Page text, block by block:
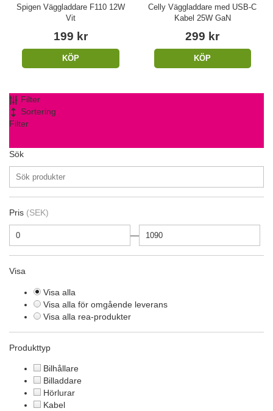
Spigen Väggladdare F110 12W
Vit
199 kr
KÖP
Celly Väggladdare med USB-C
Kabel 25W GaN
299 kr
KÖP
Filter
Sortering
Filter
Sök
Pris (SEK)
—
Visa
Visa alla
Visa alla för omgående leverans
Visa alla rea-produkter
Produkttyp
Bilhållare
Billaddare
Hörlurar
Kabel